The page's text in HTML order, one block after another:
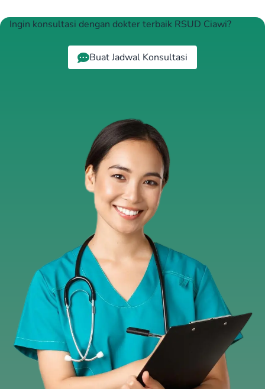
Ingin konsultasi dengan dokter terbaik RSUD Ciawi?
Buat Jadwal Konsultasi